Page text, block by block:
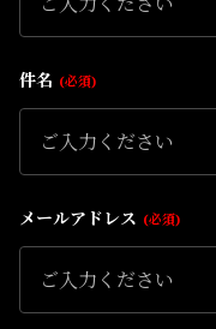
件名 必須
メールアドレス 必須